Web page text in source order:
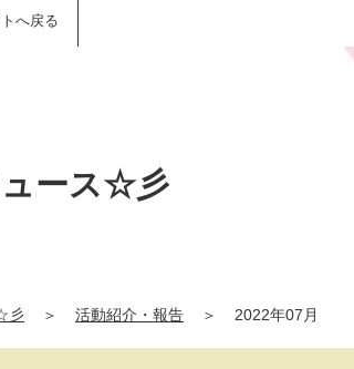
へ戻る
ュース☆彡
彡 ＞ 活動紹介・報告 ＞ 2022年07月